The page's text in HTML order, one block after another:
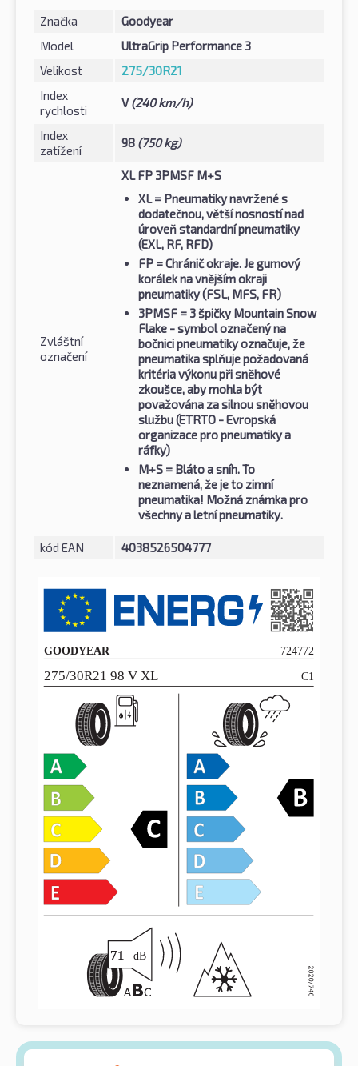
Značka
Goodyear
Model
UltraGrip Performance 3
Velikost
275/30R21
Index
rychlosti
V(240 km/h)
Index
zatížení
98 (750 kg)
Zvláštní
označení
XL FP 3PMSF M+S
XL= Pneumatiky navržené s
dodatečnou, větší nosností nad
úroveň standardní pneumatiky
(EXL, RF, RFD)
FP = Chránič okraje. Je gumový
korálek na vnějším okraji
pneumatiky (FSL, MFS, FR)
3PMSF = 3 špičky Mountain Snow
Flake - symbol označený na
bočnici pneumatiky označuje, že
pneumatika splňuje požadovaná
kritéria výkonu při sněhové
zkoušce, aby mohla být
považována za silnou sněhovou
službu (ETRTO - Evropská
organizace pro pneumatiky a
ráfky)
M+S = Bláto a sníh. To
neznamená, že je to zimní
pneumatika! Možná známka pro
všechny a letní pneumatiky.
kód EAN 4038526504777